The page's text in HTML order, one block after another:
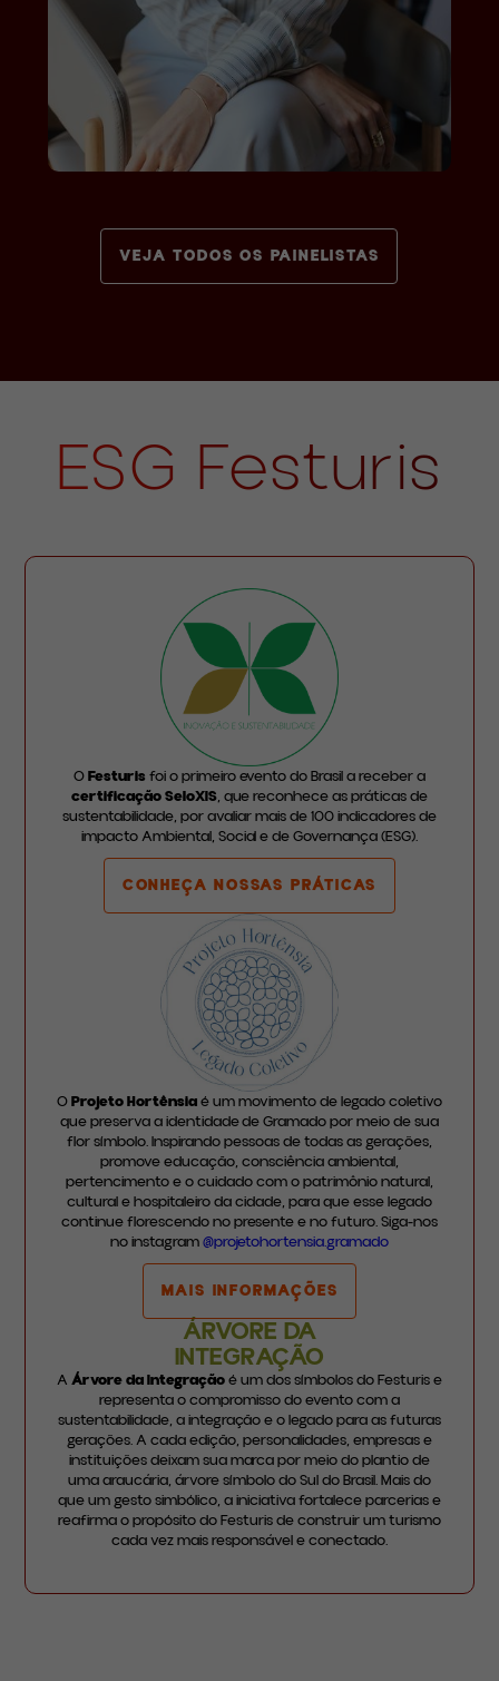
VEJA TODOS OS PAINELISTAS
ESG Festuris
OFesturis foi o primeiro evento do Brasil a receber a
certificação SeloXIS, que reconhece as práticas de
sustentabilidade, por avaliar mais de 100 indicadores de
impacto Ambiental, Social e de Governança (ESG).
CONHEÇA NOSSAS PRÁTICAS
OProjeto Hortênsiaé um movimento de legado coletivo
que preserva a identidade de Gramado por meio de sua
flor símbolo. Inspirando pessoas de todas as gerações,
promove educação, consciência ambiental,
pertencimento e o cuidado com o patrimônio natural,
cultural e hospitaleiro da cidade, para que esse legado
continue florescendo no presente e no futuro. Siga-nos
no instagram@projetohortensia.gramado
MAIS INFORMAÇÕES
ÁRVORE DA
INTEGRAÇÃO
AÁrvore da Integraçãoé um dos símbolos do Festuris e
representa o compromisso do evento com a
sustentabilidade, a integração e o legado para as futuras
gerações. A cada edição, personalidades, empresas e
instituições deixam sua marca por meio do plantio de
uma araucária, árvore símbolo do Sul do Brasil. Mais do
que um gesto simbólico, a iniciativa fortalece parcerias e
reafirma o propósito do Festuris de construir um turismo
cada vez mais responsável e conectado.